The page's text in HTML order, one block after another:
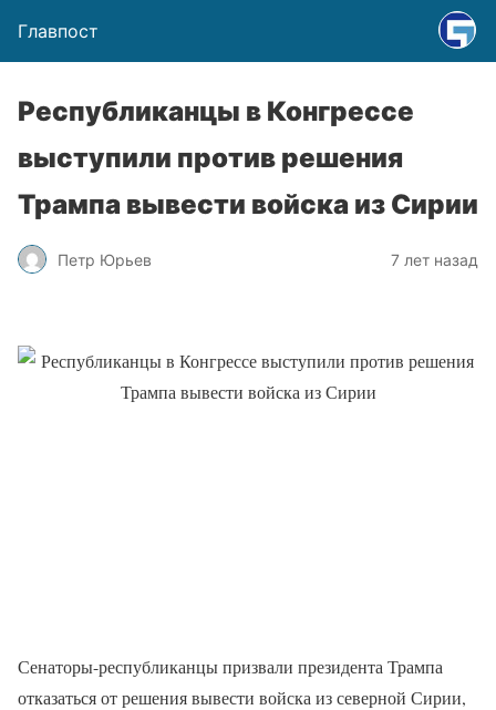
Главпост
Республиканцы в Конгрессе
выступили против решения
Трампа вывести войска из Сирии
Петр Юрьев 7 лет назад
Сенаторы-республиканцы призвали президента Трампа
отказаться от решения вывести войска из северной Сирии,